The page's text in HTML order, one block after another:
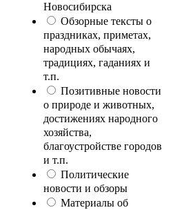
Новосибирска
Обзорные тексты о
праздниках, приметах,
народных обычаях,
традициях, гаданиях и
т.п.
Позитивные новости
о природе и животных,
достижениях народного
хозяйства,
благоустройстве городов
и т.п.
Политические
новости и обзоры
Материалы об